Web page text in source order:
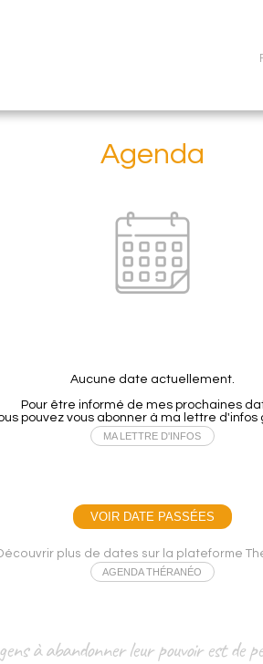
Agenda
Aucune date actuellement.
Pour être informé de mes prochaines
pouvez vous abonner à ma lettre d'infos
MA LETTRE D'INFOS
VOIR DATE PASSÉES
plus de dates sur la plateforme
AGENDA THÉRANÉO
à abandonner leur pouvoir est de